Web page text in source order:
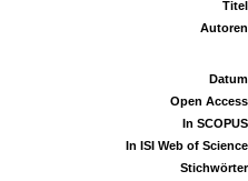
Open
In
In ISI Web of